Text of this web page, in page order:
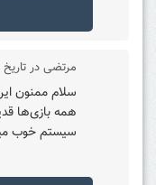
مرتضی در تاریخ 1404\/04\/26 :
همه بازی‌ها
سیستم خوب